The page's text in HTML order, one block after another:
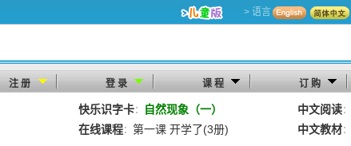
> 语言
注 册 登 录 课 程 订 购
快乐识字卡： 自然现象（一） 中文阅读：
在线课程： 第一课 开学了(3册) 中文教材：